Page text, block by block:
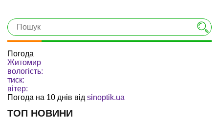
Погода
Житомир
вологість:
тиск:
вітер:
Погода на 10 днів від sinoptik.ua
ТОП НОВИНИ